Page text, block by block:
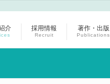
介 採用情報
Recruit
著作・出版
Publications